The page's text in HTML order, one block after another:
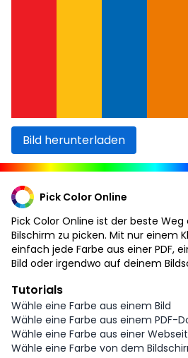
Bild herunterladen
Pick Color Online
Pick Color Online ist der beste
Bilschirm zu picken. Mit nur einem
einfach jede Farbe aus einer PDF,
Bild oder irgendwo auf deinem
Tutorials
Wähle eine Farbe aus einem Bild
Wähle eine Farbe aus einem PDF-
Wähle eine Farbe aus einer
Wähle eine Farbe von dem